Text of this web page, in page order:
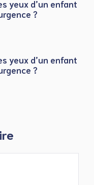
yeux d’un enfant
?
yeux d’un enfant
?